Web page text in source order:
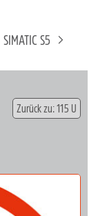
SIMATIC S5
Zurück zu: 115 U